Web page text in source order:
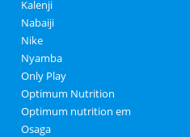
Kalenji
Nabaiji
Nike
Nyamba
Only Play
Optimum Nutrition
Optimum nutrition em
Osaga